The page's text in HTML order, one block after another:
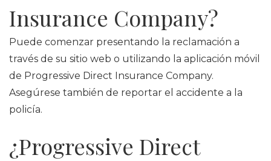
Insurance Company?
Puede comenzar presentando la reclamación a
través de su sitio web o utilizando la aplicación móvil
de Progressive Direct Insurance Company.
Asegúrese también de reportar el accidente a la
policía.
¿Progressive Direct